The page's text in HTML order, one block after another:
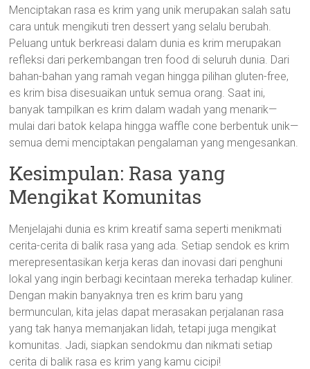
Menciptakan rasa es krim yang unik merupakan salah satu
cara untuk mengikuti tren dessert yang selalu berubah.
Peluang untuk berkreasi dalam dunia es krim merupakan
refleksi dari perkembangan tren food di seluruh dunia. Dari
bahan-bahan yang ramah vegan hingga pilihan gluten-free,
es krim bisa disesuaikan untuk semua orang. Saat ini,
banyak tampilkan es krim dalam wadah yang menarik—
mulai dari batok kelapa hingga waffle cone berbentuk unik—
semua demi menciptakan pengalaman yang mengesankan.
Kesimpulan: Rasa yang
Mengikat Komunitas
Menjelajahi dunia es krim kreatif sama seperti menikmati
cerita-cerita di balik rasa yang ada. Setiap sendok es krim
merepresentasikan kerja keras dan inovasi dari penghuni
lokal yang ingin berbagi kecintaan mereka terhadap kuliner.
Dengan makin banyaknya tren es krim baru yang
bermunculan, kita jelas dapat merasakan perjalanan rasa
yang tak hanya memanjakan lidah, tetapi juga mengikat
komunitas. Jadi, siapkan sendokmu dan nikmati setiap
cerita di balik rasa es krim yang kamu cicipi!